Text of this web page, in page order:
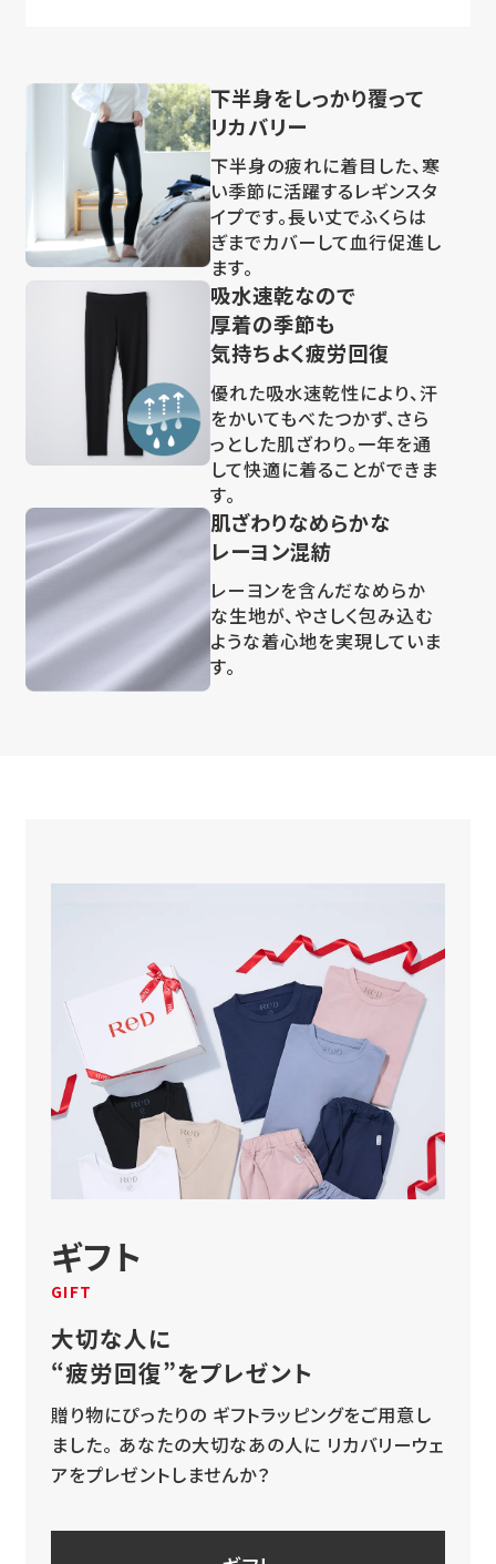
下半身をしっかり覆って
リカバリー
下半身の疲れに着目した、寒
い季節に活躍するレギンスタ
イプです。長い丈でふくらは
ぎまでカバーして血行促進し
ます。
吸水速乾なので
厚着の季節も
気持ちよく疲労回復
優れた吸水速乾性により、汗
をかいてもべたつかず、さら
っとした肌ざわり。一年を通
して快適に着ることができま
す。
肌ざわりなめらかな
レーヨン混紡
レーヨンを含んだなめらか
な生地が、やさしく包み込む
ような着心地を実現していま
す。
ギフト
GIFT
大切な人に
“疲労回復”をプレゼント
贈り物にぴったりの ギフトラッピングをご用意し
ました。 あなたの大切なあの人に リカバリーウェ
アをプレゼントしませんか？